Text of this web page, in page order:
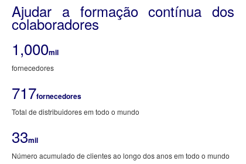
Ajudar a formação contínua dos
colaboradores
1,000mil
fornecedores
717fornecedores
Total de distribuidores em todo o mundo
33mil
Número acumulado de clientes ao longo dos anos em todo o mundo